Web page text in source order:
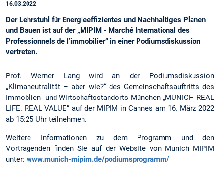
16.03.2022
Der Lehrstuhl für Energieeffizientes und Nachhaltiges Planen
und Bauen ist auf der „MIPIM - Marché International des
Professionnels de l’immobilier“ in einer Podiumsdiskussion
vertreten.
Prof. Werner Lang wird an der Podiumsdiskussion
„Klimaneutralität – aber wie?“ des Gemeinschaftsauftritts des
Immoblien- und Wirtschaftsstandorts München „MUNICH REAL
LIFE. REAL VALUE“ auf der MIPIM in Cannes am 16. März 2022
ab 15:25 Uhr teilnehmen.
Weitere Informationen zu dem Programm und den
Vortragenden finden Sie auf der Website von Munich MIPIM
unter: www.munich-mipim.de/podiumsprogramm/